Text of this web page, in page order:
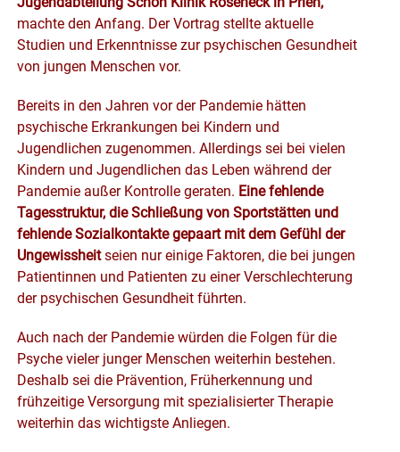
machte den Anfang. Der Vortrag stellte aktuelle
Studien und Erkenntnisse zur psychischen Gesundheit
von jungen Menschen vor.
Bereits in den Jahren vor der Pandemie hätten
psychische Erkrankungen bei Kindern und
Jugendlichen zugenommen. Allerdings sei bei vielen
Kindern und Jugendlichen das Leben während der
Pandemie außer Kontrolle geraten. Eine fehlende
Tagesstruktur, die Schließung von Sportstätten und
fehlende Sozialkontakte gepaart mit dem Gefühl der
Ungewissheitseien nur einige Faktoren, die bei jungen
Patientinnen und Patienten zu einer Verschlechterung
der psychischen Gesundheit führten.
Auch nach der Pandemie würden die Folgen für die
Psyche vieler junger Menschen weiterhin bestehen.
Deshalb sei die Prävention, Früherkennung und
frühzeitige Versorgung mit spezialisierter Therapie
weiterhin das wichtigste Anliegen.